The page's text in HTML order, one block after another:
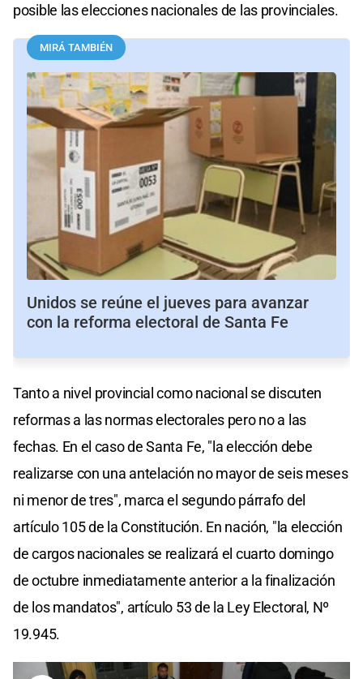
posible las elecciones nacionales de las provinciales.
MIRÁ TAMBIÉN
Unidos se reúne el jueves para avanzar
con la reforma electoral de Santa Fe
Tanto a nivel provincial como nacional se discuten
reformas a las normas electorales pero no a las
fechas. En el caso de Santa Fe, "la elección debe
realizarse con una antelación no mayor de seis meses
ni menor de tres", marca el segundo párrafo del
artículo 105 de la Constitución. En nación, "la elección
de cargos nacionales se realizará el cuarto domingo
de octubre inmediatamente anterior a la finalización
de los mandatos", artículo 53 de la Ley Electoral, Nº
19.945.